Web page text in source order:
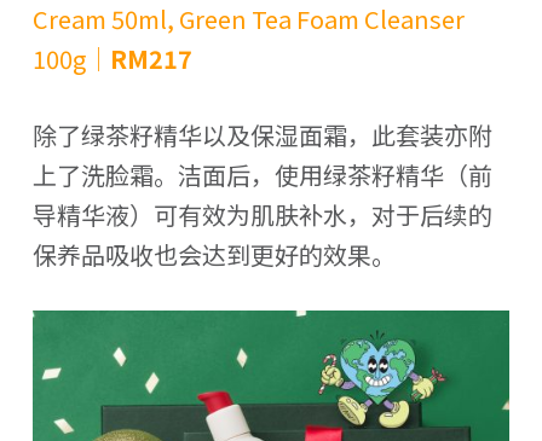
Cream 50ml, Green Tea Foam Cleanser
100g｜ RM217
除了绿茶籽精华以及保湿面霜，此套装亦附
上了洗脸霜。洁面后，使用绿茶籽精华（前
导精华液）可有效为肌肤补水，对于后续的
保养品吸收也会达到更好的效果。